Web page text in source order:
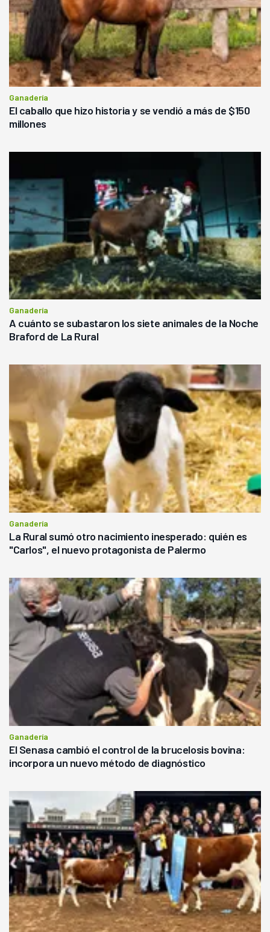
Ganadería
El caballo que hizo historia y se vendió a más de $150
millones
Ganadería
A cuánto se subastaron los siete animales de la Noche
Braford de La Rural
Ganadería
La Rural sumó otro nacimiento inesperado: quién es
"Carlos", el nuevo protagonista de Palermo
Ganadería
El Senasa cambió el control de la brucelosis bovina:
incorpora un nuevo método de diagnóstico